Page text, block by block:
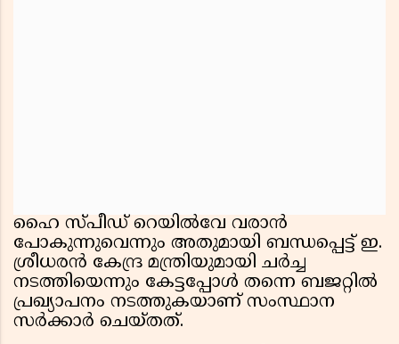
ഹൈ സ്പീഡ് റെയിൽവേ വരാൻ
പോകുന്നുവെന്നും അതുമായി ബന്ധപ്പെട്ട് ഇ.
ശ്രീധരൻ കേന്ദ്ര മന്ത്രിയുമായി ചർച്ച
നടത്തിയെന്നും കേട്ടപ്പോൾ തന്നെ ബജറ്റിൽ
പ്രഖ്യാപനം നടത്തുകയാണ് സംസ്ഥാന
സർക്കാർ ചെയ്തത്.